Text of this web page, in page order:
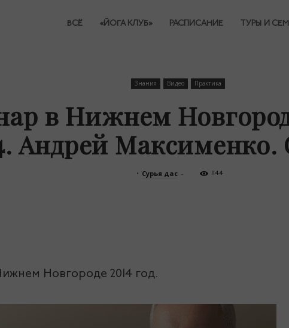
ВСЁ «ЙОГА КЛУБ» РАСПИСАНИЕ ТУРЫ И
Знания Видео Практика
в Нижнем
Андрей Максименко.
• Сурья дас - 1144
Новгороде 2014 год.